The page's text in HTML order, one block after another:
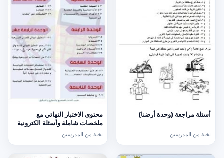
أسئلة مراجعة (وحدة أرضنا)
نخبة من المدرسين
محتوى الاختبار النهائي مع
ملخصات شاملة وأسئلة الكترونية
امتحانية (رياضيات) التاسع
نخبة من المدرسين